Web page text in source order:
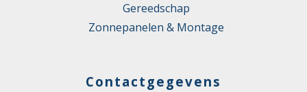
Gereedschap
Zonnepanelen & Montage
Contactgegevens